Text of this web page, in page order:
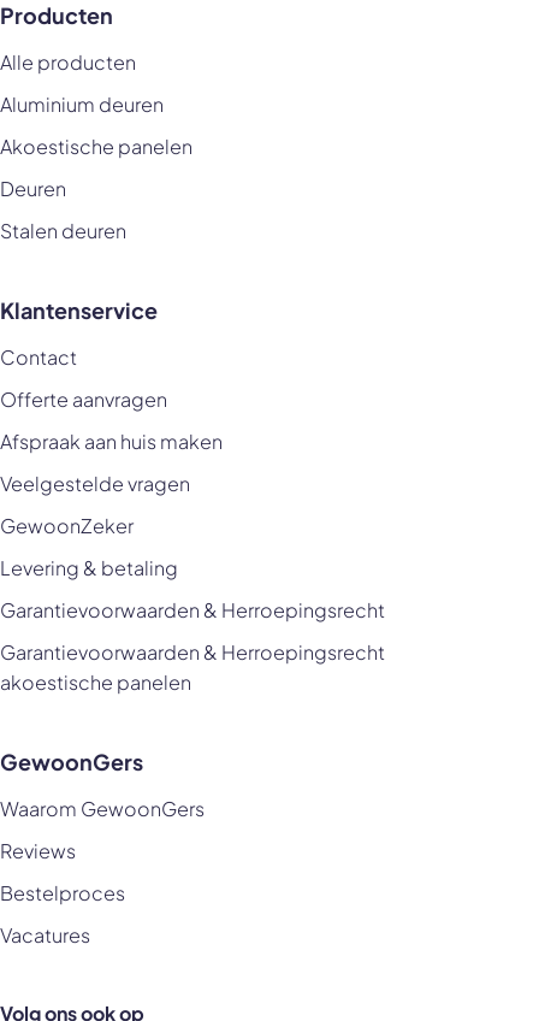
Producten
Alle producten
Aluminium deuren
Akoestische panelen
Deuren
Stalen deuren
Klantenservice
Contact
Offerte aanvragen
Afspraak aan huis maken
Veelgestelde vragen
GewoonZeker
Levering & betaling
Garantievoorwaarden & Herroepingsrecht
Garantievoorwaarden & Herroepingsrecht
akoestische panelen
GewoonGers
Waarom GewoonGers
Reviews
Bestelproces
Vacatures
Volg ons ook op